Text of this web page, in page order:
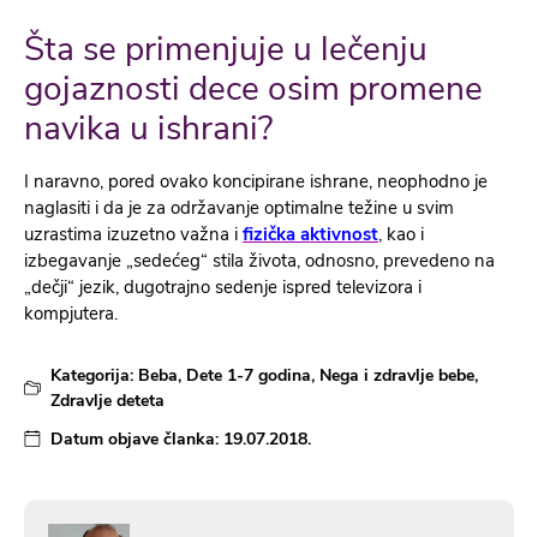
Šta se primenjuje u lečenju
gojaznosti dece osim promene
navika u ishrani?
I naravno, pored ovako koncipirane ishrane, neophodno je
naglasiti i da je za održavanje optimalne težine u svim
uzrastima izuzetno važna i fizička aktivnost, kao i
izbegavanje „sedećeg“ stila života, odnosno, prevedeno na
„dečji“ jezik, dugotrajno sedenje ispred televizora i
kompjutera.
Kategorija: Beba, Dete 1-7 godina, Nega i zdravlje bebe,
Zdravlje deteta
Datum objave članka: 19.07.2018.